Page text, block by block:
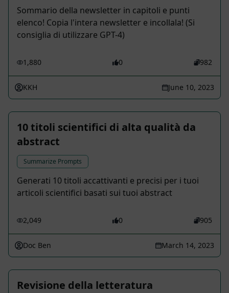
Sommario della newsletter in capitoli e punti
elenco! Copia l'intera newsletter e incollala! (Si
consiglia di utilizzare GPT-4)
1,880 0 982
KKH June 10, 2023
10 titoli scientifici di alta qualità da
abstract
Summarize Prompts
Generati 10 titoli accattivanti e precisi per i tuoi
articoli scientifici basati sui tuoi abstract
2,049 0 905
Doc Ben March 14, 2023
Revisione della letteratura